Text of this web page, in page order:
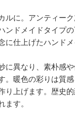
ルに。アンティー
ンドメイドタイプの
に仕上げたハンド
に異なり、素朴感
。暖色の彩りは質感
り上げます。歴史
ます。